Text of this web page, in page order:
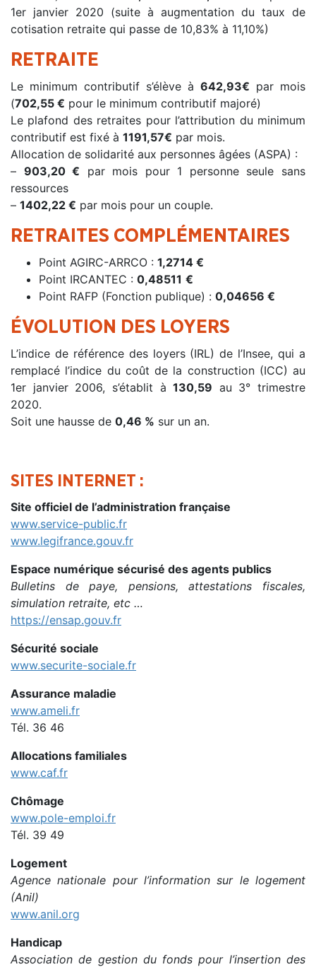
1er janvier 2020 (suite à augmentation du taux de
cotisation retraite qui passe de 10,83% à 11,10%)
RETRAITE
Le minimum contributif s’élève à 642,93€ par mois
(702,55 € pour le minimum contributif majoré)
Le plafond des retraites pour l’attribution du minimum
contributif est fixé à 1191,57€ par mois.
Allocation de solidarité aux personnes âgées (ASPA) :
– 903,20 € par mois pour 1 personne seule sans
ressources
– 1402,22 € par mois pour un couple.
RETRAITES COMPLÉMENTAIRES
Point AGIRC-ARRCO : 1,2714 €
Point IRCANTEC : 0,48511 €
Point RAFP (Fonction publique) : 0,04656 €
ÉVOLUTION DES LOYERS
L’indice de référence des loyers (IRL) de l’Insee, qui a
remplacé l’indice du coût de la construction (ICC) au
1er janvier 2006, s’établit à130,59 au 3° trimestre
2020.
Soit une hausse de 0,46 % sur un an.
SITES INTERNET :
Site officiel de l’administration française
www.service-public.fr
www.legifrance.gouv.fr
Espace numérique sécurisé des agents publics
Bulletins de paye, pensions, attestations fiscales,
simulation retraite, etc …
https://ensap.gouv.fr
Sécurité sociale
www.securite-sociale.fr
Assurance maladie
www.ameli.fr
Tél. 36 46
Allocations familiales
www.caf.fr
Chômage
www.pole-emploi.fr
Tél. 39 49
Logement
Agence nationale pour l’information sur le logement
(Anil)
www.anil.org
Handicap
Association de gestion du fonds pour l’insertion des